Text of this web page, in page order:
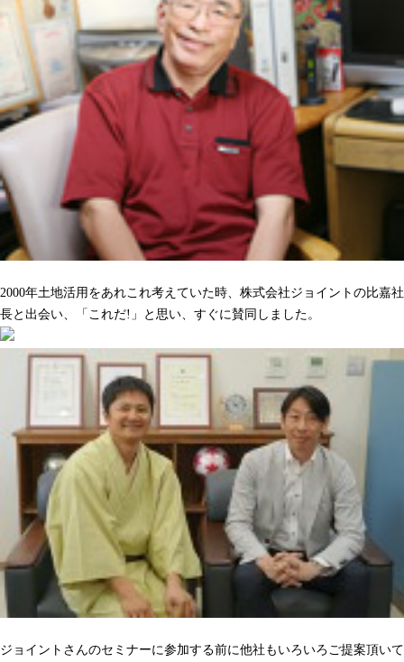
2000年土地活用をあれこれ考えていた時、株式会社ジョイントの比嘉社
長と出会い、「これだ!」と思い、すぐに賛同しました。
ジョイントさんのセミナーに参加する前に他社もいろいろご提案頂いて